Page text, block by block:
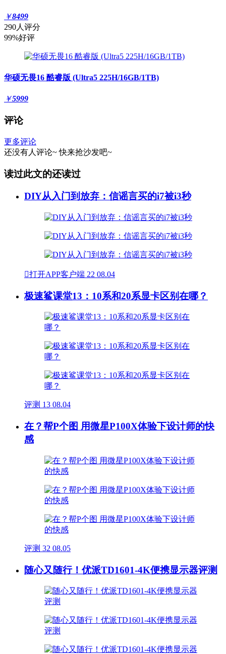
￥8499
290人评分
99%好评
华硕无畏16 酷睿版 (Ultra5 225H/16GB/1TB)
￥5999
评论
更多评论
还没有人评论~ 快来抢沙发吧~
读过此文的还读过
DIY从入门到放弃：信谣言买的i7被i3秒
打开APP客户端 22 08.04
极速鲨课堂13：10系和20系显卡区别在哪？
评测 13 08.04
在？帮P个图 用微星P100X体验下设计师的快
感
评测 32 08.05
随心又随行！优派TD1601-4K便携显示器评测